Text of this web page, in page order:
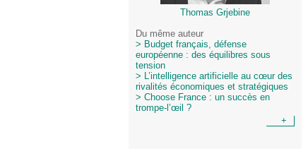
Thomas Grjebine
Du même auteur
> Budget français, défense
européenne : des équilibres sous
tension
> L’intelligence artificielle au cœur des
rivalités économiques et stratégiques
> Choose France : un succès en
trompe-l’œil ?
+